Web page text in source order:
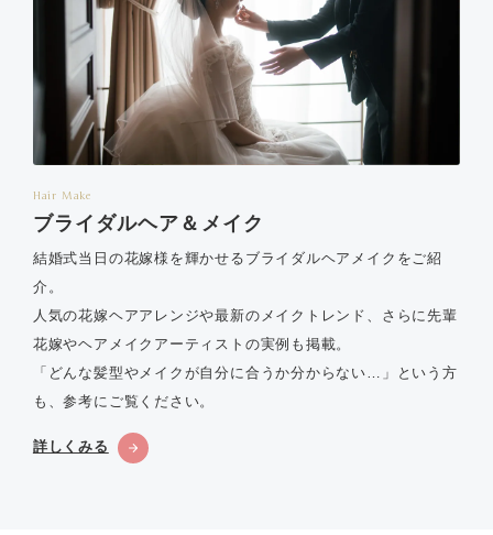
Hair Make
ブライダルヘア＆メイク
結婚式当日の花嫁様を輝かせるブライダルヘアメイクをご紹
介。
人気の花嫁ヘアアレンジや最新のメイクトレンド、さらに先輩
花嫁やヘアメイクアーティストの実例も掲載。
「どんな髪型やメイクが自分に合うか分からない…」という方
も、参考にご覧ください。
詳しくみる